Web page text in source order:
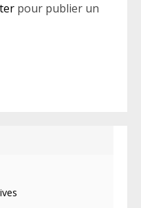
pour publier un